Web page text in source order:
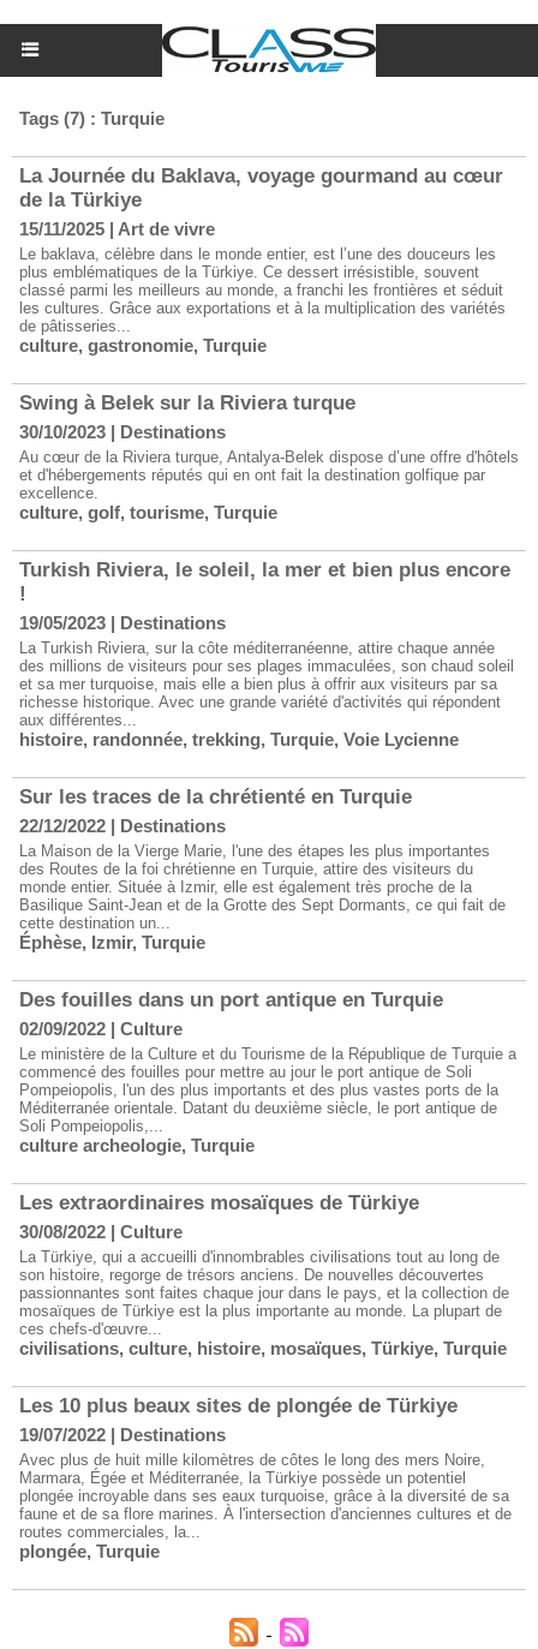
Tags (7) : Turquie
La Journée du Baklava, voyage gourmand au cœur
de la Türkiye
15/11/2025 | Art de vivre
Le baklava, célèbre dans le monde entier, est l’une des douceurs les
plus emblématiques de la Türkiye. Ce dessert irrésistible, souvent
classé parmi les meilleurs au monde, a franchi les frontières et séduit
les cultures. Grâce aux exportations et à la multiplication des variétés
de pâtisseries...
culture, gastronomie, Turquie
Swing à Belek sur la Riviera turque
30/10/2023 | Destinations
Au cœur de la Riviera turque, Antalya-Belek dispose d’une offre d'hôtels
et d'hébergements réputés qui en ont fait la destination golfique par
excellence.
culture, golf, tourisme, Turquie
Turkish Riviera, le soleil, la mer et bien plus encore
!
19/05/2023 | Destinations
La Turkish Riviera, sur la côte méditerranéenne, attire chaque année
des millions de visiteurs pour ses plages immaculées, son chaud soleil
et sa mer turquoise, mais elle a bien plus à offrir aux visiteurs par sa
richesse historique. Avec une grande variété d'activités qui répondent
aux différentes...
histoire, randonnée, trekking, Turquie, Voie Lycienne
Sur les traces de la chrétienté en Turquie
22/12/2022 | Destinations
La Maison de la Vierge Marie, l'une des étapes les plus importantes
des Routes de la foi chrétienne en Turquie, attire des visiteurs du
monde entier. Située à Izmir, elle est également très proche de la
Basilique Saint-Jean et de la Grotte des Sept Dormants, ce qui fait de
cette destination un...
Éphèse, Izmir, Turquie
Des fouilles dans un port antique en Turquie
02/09/2022 | Culture
Le ministère de la Culture et du Tourisme de la République de Turquie a
commencé des fouilles pour mettre au jour le port antique de Soli
Pompeiopolis, l'un des plus importants et des plus vastes ports de la
Méditerranée orientale. Datant du deuxième siècle, le port antique de
Soli Pompeiopolis,...
culture archeologie, Turquie
Les extraordinaires mosaïques de Türkiye
30/08/2022 | Culture
La Türkiye, qui a accueilli d'innombrables civilisations tout au long de
son histoire, regorge de trésors anciens. De nouvelles découvertes
passionnantes sont faites chaque jour dans le pays, et la collection de
mosaïques de Türkiye est la plus importante au monde. La plupart de
ces chefs-d'œuvre...
civilisations, culture, histoire, mosaïques, Türkiye, Turquie
Les 10 plus beaux sites de plongée de Türkiye
19/07/2022 | Destinations
Avec plus de huit mille kilomètres de côtes le long des mers Noire,
Marmara, Égée et Méditerranée, la Türkiye possède un potentiel
plongée incroyable dans ses eaux turquoise, grâce à la diversité de sa
faune et de sa flore marines. À l'intersection d'anciennes cultures et de
routes commerciales, la...
plongée, Turquie